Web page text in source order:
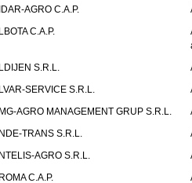
AGRO C.A.P.
C.A.P.
S.R.L.
SERVICE S.R.L.
AGRO MANAGEMENT GRUP S.R.L.
TRANS S.R.L.
AGRO S.R.L.
C.A.P.